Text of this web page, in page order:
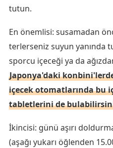
tutun.
En önemlisi: susamadan
terlerseniz suyun yanında
sporcu içeceği ya da
Japonya'daki
içecek otomatlarında bu
tabletlerini de
İkincisi: günü aşırı
(aşağı yukarı öğlenden